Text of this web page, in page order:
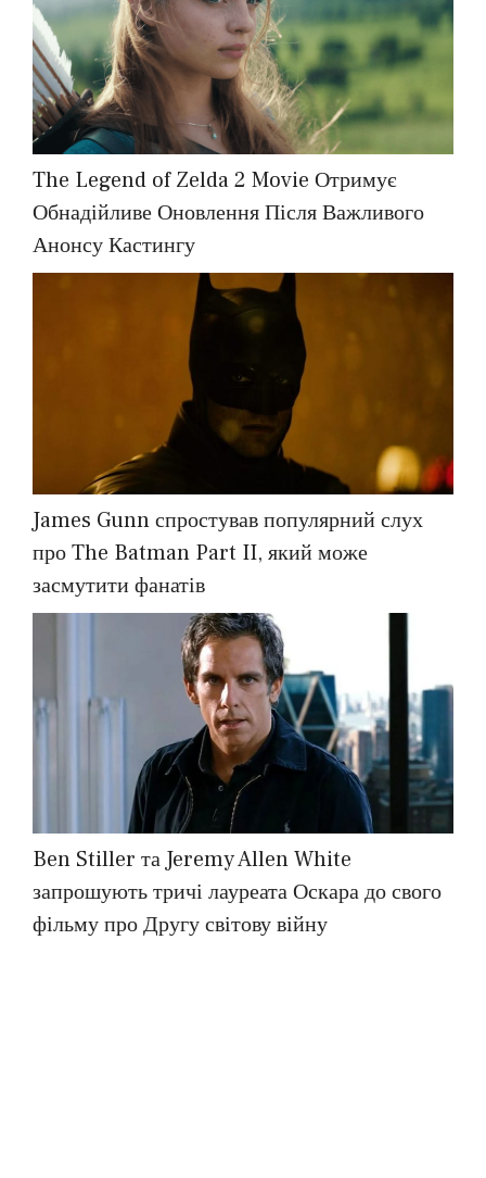
The Legend of Zelda 2 Movie Отримує
Обнадійливе Оновлення Після Важливого
Анонсу Кастингу
James Gunn спростував популярний слух
про The Batman Part II, який може
засмутити фанатів
Ben Stiller та Jeremy Allen White
запрошують тричі лауреата Оскара до свого
фільму про Другу світову війну